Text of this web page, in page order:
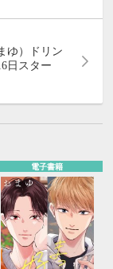
ゆ）ドリン
日スター
電子書籍